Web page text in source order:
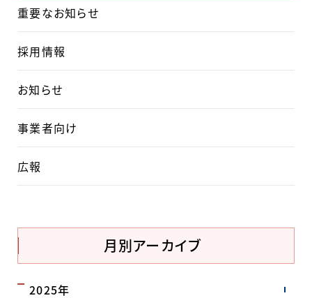
重要なお知らせ
採用情報
お知らせ
事業者向け
広報
月別アーカイブ
2025年